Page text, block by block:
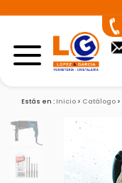
Estás en : Inicio Catálogo